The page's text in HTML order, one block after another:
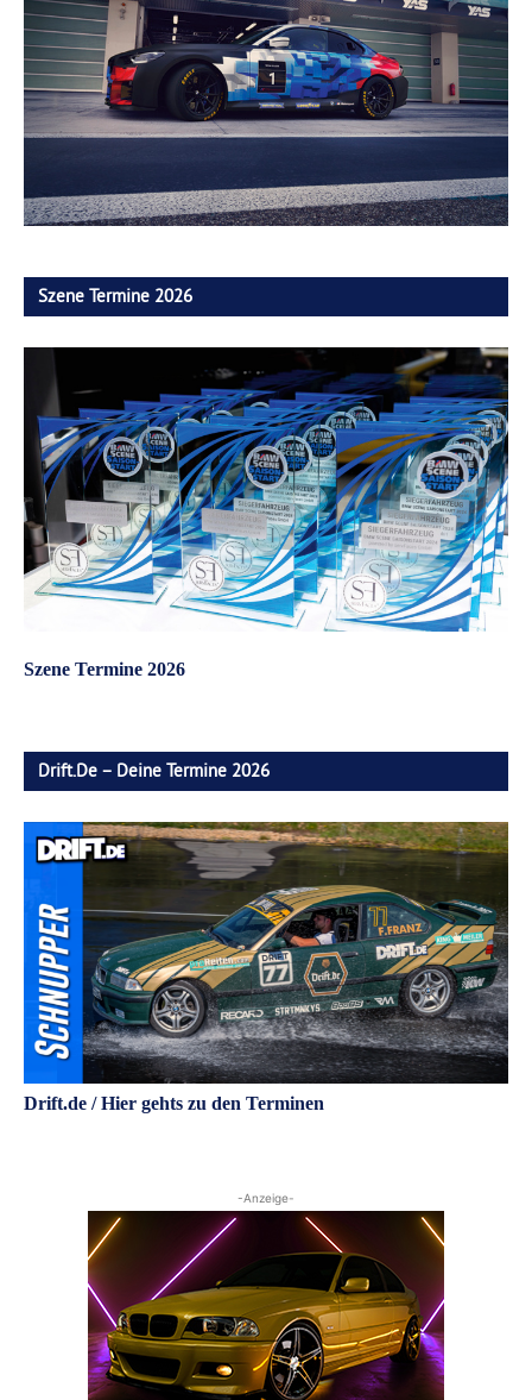
Szene Termine 2026
Szene Termine 2026
Drift.de – Deine Termine 2026
Drift.de / Hier gehts zu den Terminen
-Anzeige-